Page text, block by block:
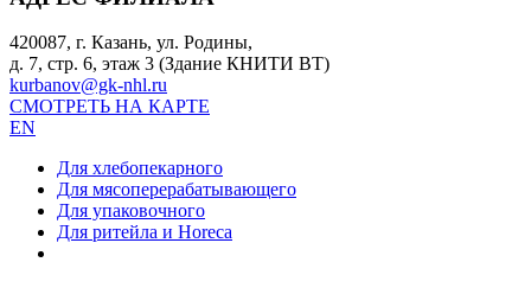
420087, г. Казань, ул. Родины,
д. 7, стр. 6, этаж 3 (Здание КНИТИ ВТ)
kurbanov@gk-nhl.ru
СМОТРЕТЬ НА КАРТЕ
EN
Для хлебопекарного
Для мясоперерабатывающего
Для упаковочного
Для ритейла и Horeca